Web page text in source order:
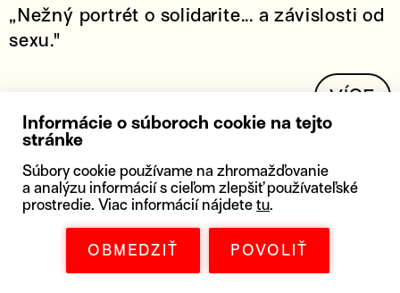
VÍCE
„Nežný portrét o solidarite... a závislosti od
sexu."
The Guardian
„Film je napriek očakávaniam dosť
pôsobivý."
Informácie o súboroch cookie na tejto
stránke
Súbory cookie používame na zhromažďovanie
a analýzu informácií s cieľom zlepšiť používateľské
prostredie. Viac informácií nájdete tu.
OBMEDZIŤ POVOLIŤ